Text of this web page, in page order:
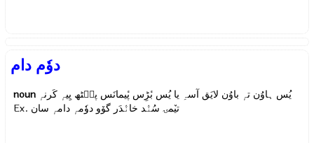
دوٗم دام
noun یُس ہاوُن تہٕ باوُن لایَق آسہِ یا یُس بٔڑِس پٔیمانَس پٮ۪ٹھ یِیہٕ کَرنہٕ
Ex. تیٚمۍ سُنٛد خانٛدَر گوٚو دوٗمہٕ دامہٕ سان